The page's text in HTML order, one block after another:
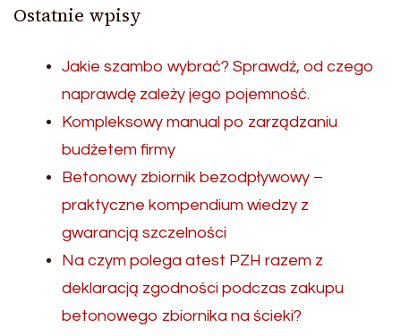
Ostatnie wpisy
Jakie szambo wybrać? Sprawdź, od czego
naprawdę zależy jego pojemność.
Kompleksowy manual po zarządzaniu
budżetem firmy
Betonowy zbiornik bezodpływowy –
praktyczne kompendium wiedzy z
gwarancją szczelności
Na czym polega atest PZH razem z
deklaracją zgodności podczas zakupu
betonowego zbiornika na ścieki?